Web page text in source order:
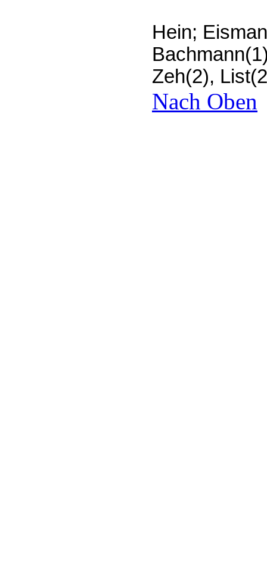
Hein;
Zeh(2),
Nach Oben